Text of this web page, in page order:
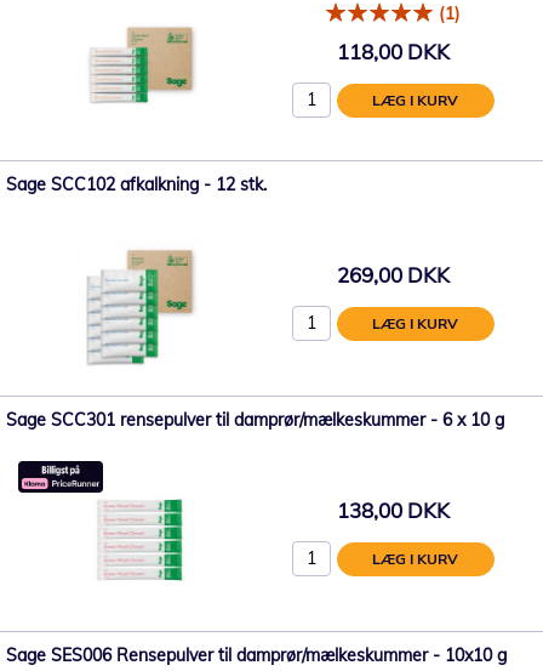
(1)
118,00 DKK
LÆG I KURV
Sage SCC102 afkalkning - 12 stk.
269,00 DKK
LÆG I KURV
Sage SCC301 rensepulver til damprør/mælkeskummer - 6 x 10 g
138,00 DKK
LÆG I KURV
Sage SES006 Rensepulver til damprør/mælkeskummer - 10x10 g